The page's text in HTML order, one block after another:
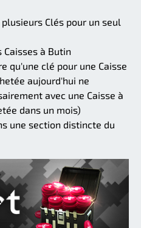
Clés pour un seul
à Butin
qu'une clé pour une Caisse
aujourd'hui ne
avec une Caisse à
dans un mois)
une section distincte du